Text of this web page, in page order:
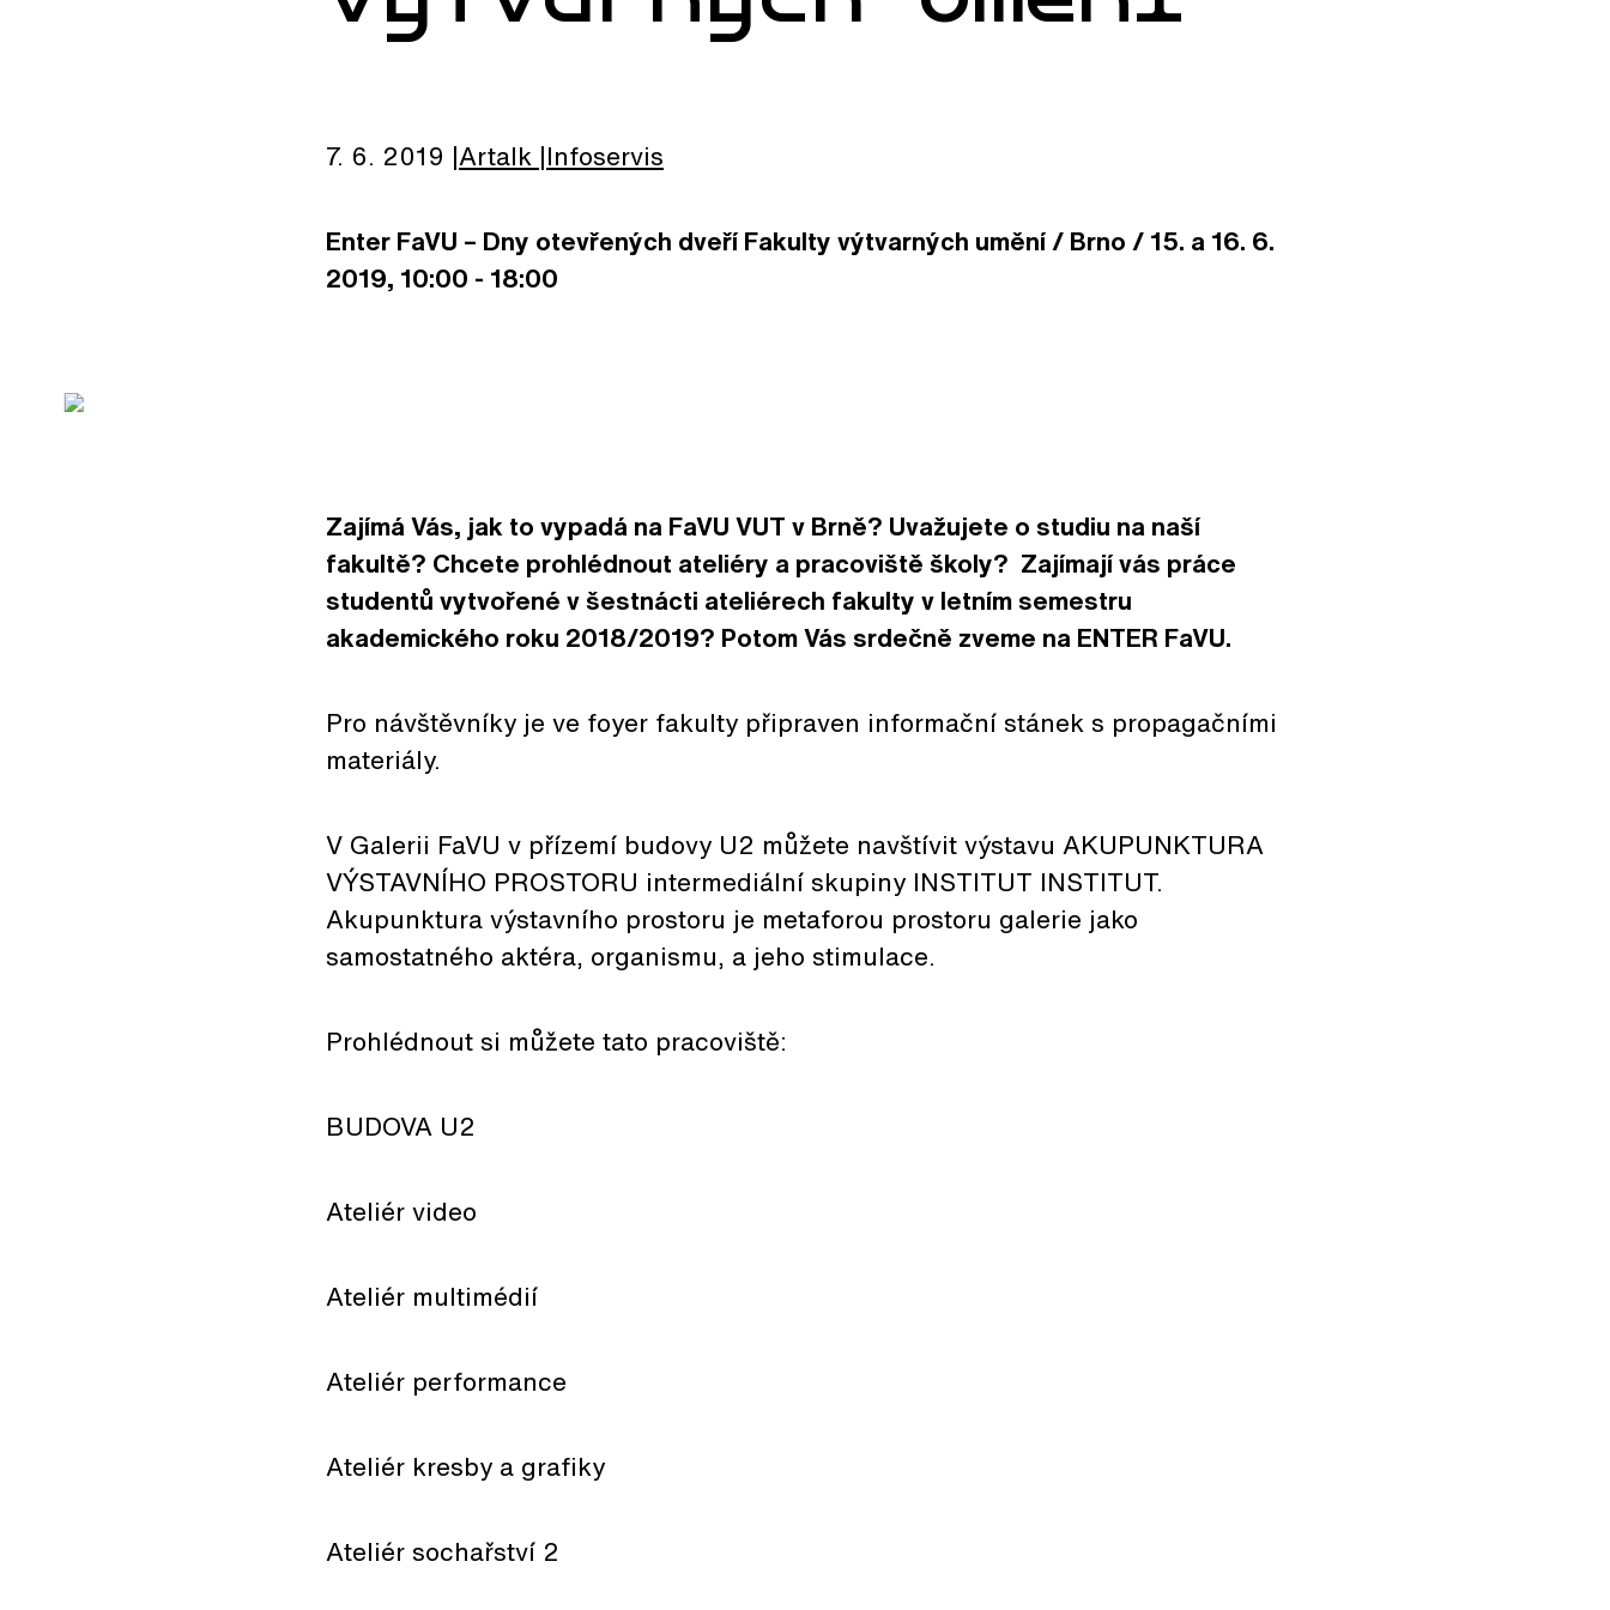
7. 6. 2019 Artalk Infoservis
Enter FaVU – Dny otevřených dveří Fakulty výtvarných umění / Brno / 15. a 16. 6.
2019, 10:00 - 18:00
Zajímá Vás, jak to vypadá na FaVU VUT v Brně? Uvažujete o studiu na naší
fakultě? Chcete prohlédnout ateliéry a pracoviště školy? Zajímají vás práce
studentů vytvořené v šestnácti ateliérech fakulty v letním semestru
akademického roku 2018/2019? Potom Vás srdečně zveme na ENTER FaVU.
Pro návštěvníky je ve foyer fakulty připraven informační stánek s propagačními
materiály.
V Galerii FaVU v přízemí budovy U2 můžete navštívit výstavu AKUPUNKTURA
VÝSTAVNÍHO PROSTORU intermediální skupiny INSTITUT INSTITUT.
Akupunktura výstavního prostoru je metaforou prostoru galerie jako
samostatného aktéra, organismu, a jeho stimulace.
Prohlédnout si můžete tato pracoviště:
BUDOVA U2
Ateliér video
Ateliér multimédií
Ateliér performance
Ateliér kresby a grafiky
Ateliér sochařství 2